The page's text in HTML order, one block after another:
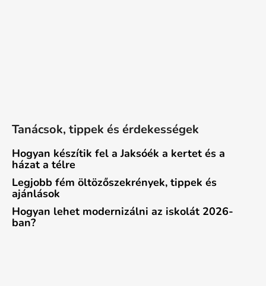
Tanácsok, tippek és érdekességek
Hogyan készítik fel a Jaksóék a kertet és a
házat a télre
Legjobb fém öltözőszekrények, tippek és
ajánlások
Hogyan lehet modernizálni az iskolát 2026-
ban?